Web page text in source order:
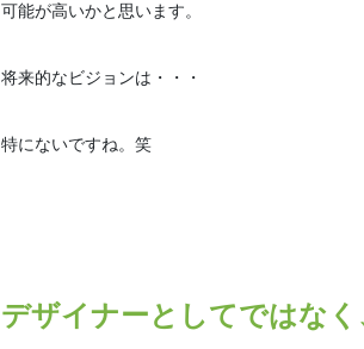
可能が高いかと思います。
将来的なビジョンは・・・
特にないですね。笑
デザイナーとしてではな